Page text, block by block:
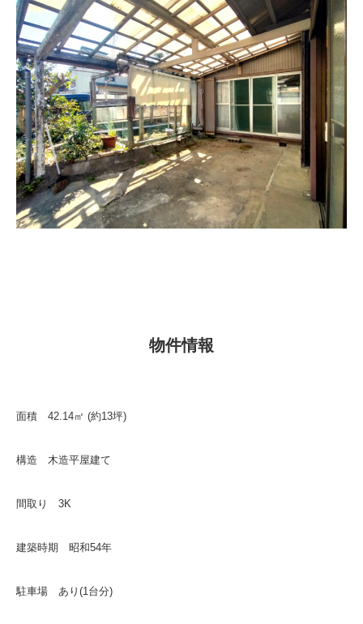
物件情報
面積 42.14㎡ (約13坪)
構造 木造平屋建て
間取り 3K
建築時期 昭和54年
駐車場 あり(1台分)